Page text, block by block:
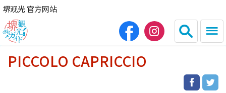
堺观光 官方网站
日本語 English
PICCOLO CAPRICCIO